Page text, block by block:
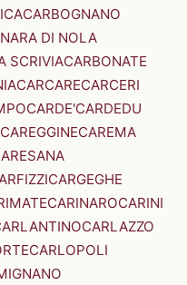
CARBOGNANO
DI NOLA
SCRIVIACARBONATE
CARCARECARCERI
CARDE'CARDEDU
CAREGGINECAREMA
CARGEGHE
CARINAROCARINI
CARLAZZO
CARLOPOLI